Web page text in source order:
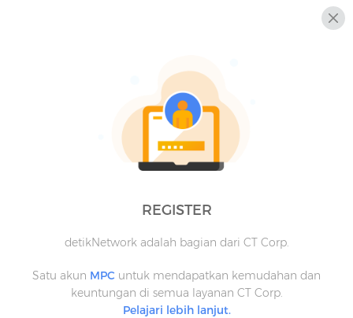
REGISTER
detikNetwork adalah bagian dari CT Corp.
Satu akun MPC untuk mendapatkan kemudahan dan
keuntungan di semua layanan CT Corp.
Pelajari lebih lanjut.